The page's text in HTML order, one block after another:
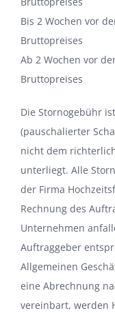
Bis 2 Wochen vor
Bruttopreises
Ab 2 Wochen vor
Bruttopreises
Die Stornogebühr
(pauschalierter
nicht dem
unterliegt. Alle
der Firma
Rechnung des
Unternehmen
Auftraggeber
Allgemeinen
eine Abrechnung
vereinbart, werden